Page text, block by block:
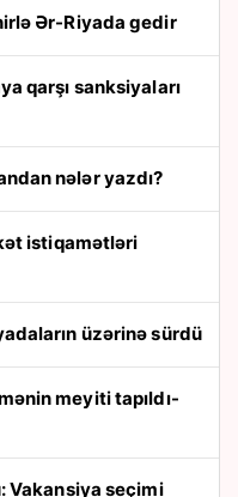
Ər-Riyada gedir
nələr yazdı?
üzərinə sürdü